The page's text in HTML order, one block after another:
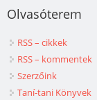
Olvasóterem
RSS – cikkek
RSS – kommentek
Szerzőink
Taní-tani Könyvek